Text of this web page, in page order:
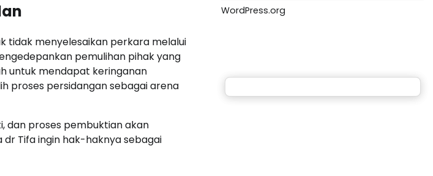
tidak menyelesaikan perkara melalui
pemulihan pihak yang
untuk mendapat keringanan
proses persidangan sebagai arena
dan proses pembuktian akan
dr Tifa ingin hak-haknya sebagai
WordPress.org